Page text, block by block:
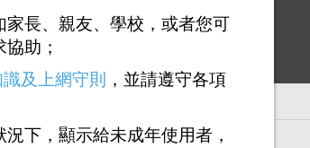
... 68
長、親友、學校，或者您可
助；
及上網守則
，並請遵守各項
下，顯示給未成年使用者，